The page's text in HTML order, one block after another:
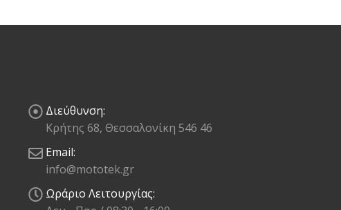
Διεύθυνση:
Κρήτης 68, Θεσσαλονίκη 546 46
Email:
info@mototek.gr
Ωράριο Λειτουργίας: